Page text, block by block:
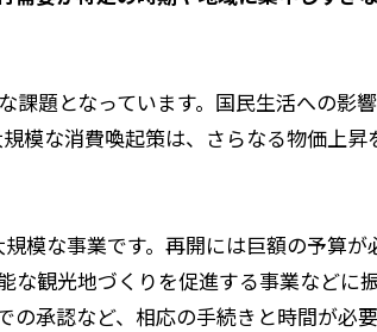
課題となっています。国民生活への
模な消費喚起策は、さらなる物価上
模な事業です。再開には巨額の予算
な観光地づくりを促進する事業などに
承認など、相応の手続きと時間が必要